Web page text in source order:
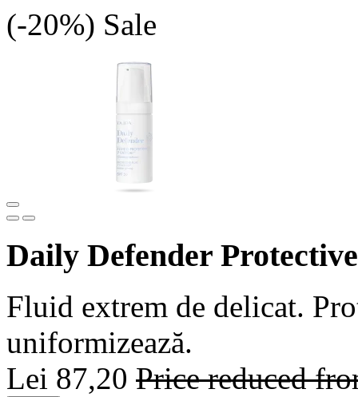
(-20%) Sale
Daily Defender
Fluid extrem de delicat.
uniformizează.
Lei 87,20 Price reduced